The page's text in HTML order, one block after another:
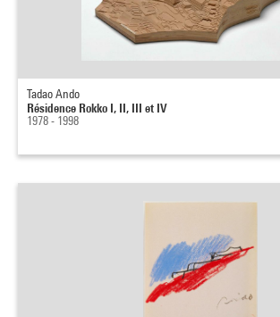
Tadao Ando
Résidence Rokko I, II, III et IV
1978 - 1998